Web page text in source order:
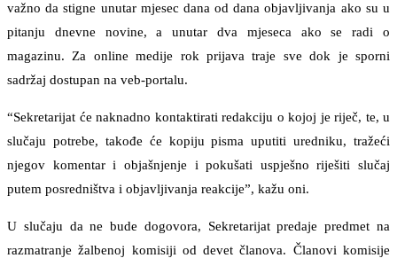
važno da stigne unutar mjesec dana od dana objavljivanja ako su u
pitanju dnevne novine, a unutar dva mjeseca ako se radi o
magazinu. Za online medije rok prijava traje sve dok je sporni
sadržaj dostupan na veb-portalu.
“Sekretarijat će naknadno kontaktirati redakciju o kojoj je riječ, te, u
slučaju potrebe, takođe će kopiju pisma uputiti uredniku, tražeći
njegov komentar i objašnjenje i pokušati uspješno riješiti slučaj
putem posredništva i objavljivanja reakcije”, kažu oni.
U slučaju da ne bude dogovora, Sekretarijat predaje predmet na
razmatranje žalbenoj komisiji od devet članova. Članovi komisije